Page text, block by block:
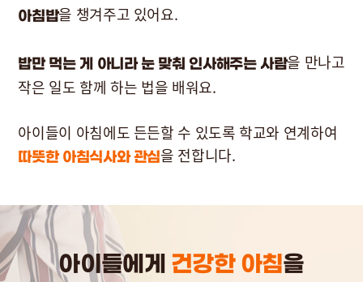
아침밥을 챙겨주고 있어요.
밥만 먹는 게 아니라 눈 맞춰 인사해주는 사람을 만나고
작은 일도 함께 하는 법을 배워요.
아이들이 아침에도 든든할 수 있도록 학교와 연계하여
따뜻한 아침식사와 관심을 전합니다.
아이들에게 건강한 아침을